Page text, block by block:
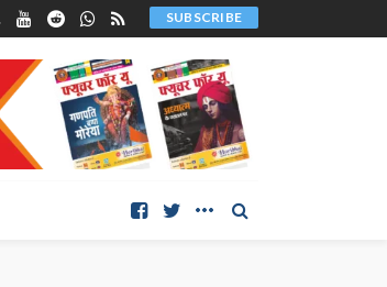
SUBSCRIBE